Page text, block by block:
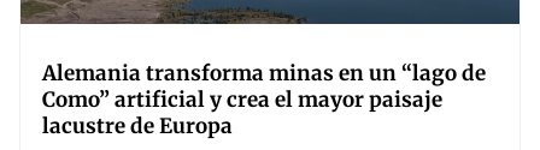
Alemania transforma minas en un “lago de
Como” artificial y crea el mayor paisaje
lacustre de Europa